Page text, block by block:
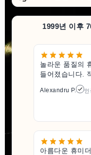
1999년 이후
놀라운 품질의
들어졌습니다.
Alexandru P. 인
아름다운 휴미